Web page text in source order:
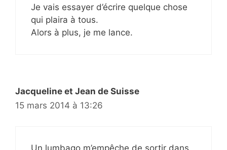
Je vais essayer d’écrire quelque chose
qui plaira à tous.
Alors à plus, je me lance.
Jacqueline et Jean de Suisse
15 mars 2014 à 13:26
Un lumbago m’empêche de sortir dans